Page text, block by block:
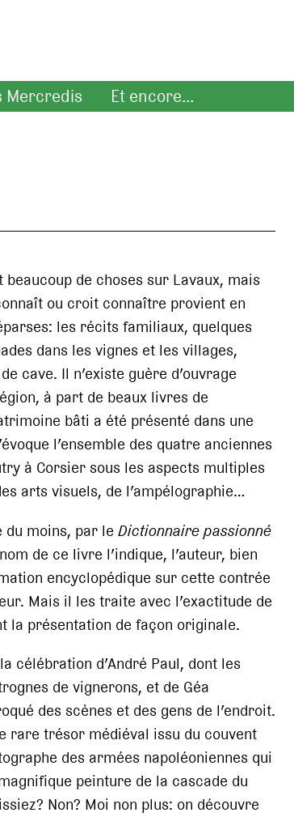
Mercredis Et encore...
beaucoup de choses sur Lavaux, mais
ou croit connaître provient en
les récits familiaux, quelques
dans les vignes et les villages,
cave. Il n’existe guère d’ouvrage
à part de beaux livres de
bâti a été présenté dans une
l’ensemble des quatre anciennes
à Corsier sous les aspects multiples
arts visuels, de l’ampélographie…
moins, par le Dictionnaire passionné
de ce livre l’indique, l’auteur, bien
encyclopédique sur cette contrée
Mais il les traite avec l’exactitude de
la présentation de façon originale.
célébration d’André Paul, dont les
de vignerons, et de Géa
des scènes et des gens de l’endroit.
rare trésor médiéval issu du couvent
des armées napoléoniennes qui
peinture de la cascade du
Non? Moi non plus: on découvre